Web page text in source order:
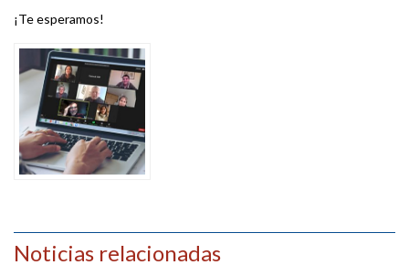
¡Te esperamos!
Noticias relacionadas